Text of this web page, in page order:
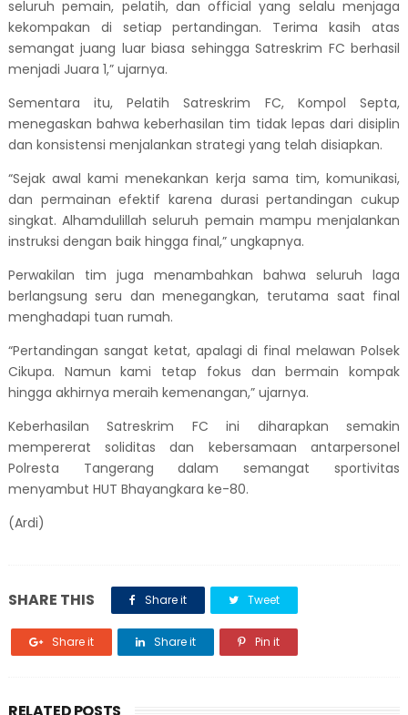
seluruh pemain, pelatih, dan official yang selalu menjaga
kekompakan di setiap pertandingan. Terima kasih atas
semangat juang luar biasa sehingga Satreskrim FC berhasil
menjadi Juara 1,” ujarnya.
Sementara itu, Pelatih Satreskrim FC, Kompol Septa,
menegaskan bahwa keberhasilan tim tidak lepas dari disiplin
dan konsistensi menjalankan strategi yang telah disiapkan.
“Sejak awal kami menekankan kerja sama tim, komunikasi,
dan permainan efektif karena durasi pertandingan cukup
singkat. Alhamdulillah seluruh pemain mampu menjalankan
instruksi dengan baik hingga final,” ungkapnya.
Perwakilan tim juga menambahkan bahwa seluruh laga
berlangsung seru dan menegangkan, terutama saat final
menghadapi tuan rumah.
“Pertandingan sangat ketat, apalagi di final melawan Polsek
Cikupa. Namun kami tetap fokus dan bermain kompak
hingga akhirnya meraih kemenangan,” ujarnya.
Keberhasilan Satreskrim FC ini diharapkan semakin
mempererat soliditas dan kebersamaan antarpersonel
Polresta Tangerang dalam semangat sportivitas
menyambut HUT Bhayangkara ke-80.
(Ardi)
SHARE THIS Share it Tweet
Share it Share it Pin it
RELATED POSTS